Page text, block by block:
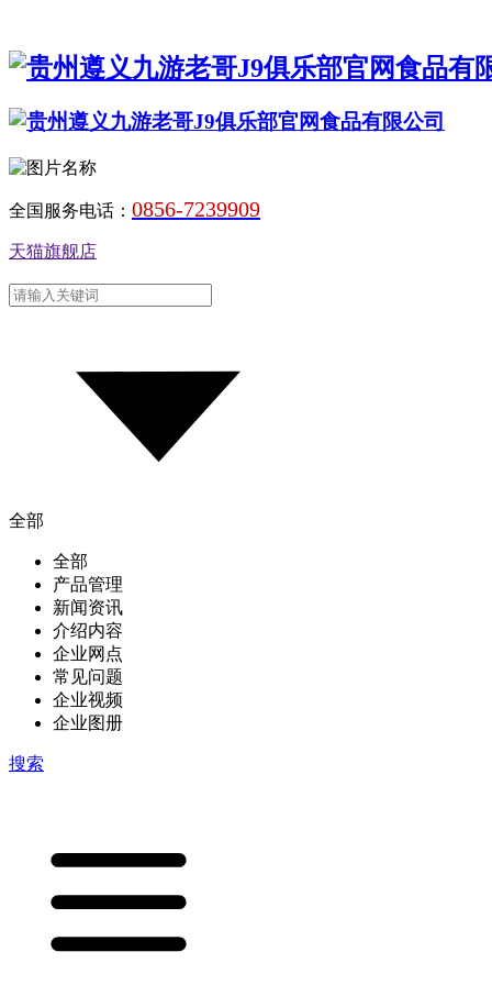
全国服务电话： 0856-7239909
天猫旗舰店
全部
全部
产品管理
新闻资讯
介绍内容
企业网点
常见问题
企业视频
企业图册
搜索